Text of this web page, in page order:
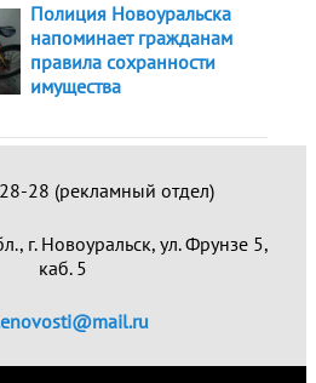
Полиция Новоуральска
напоминает гражданам
правила сохранности
имущества
28 (рекламный отдел)
г. Новоуральск, ул. Фрунзе 5,
каб. 5